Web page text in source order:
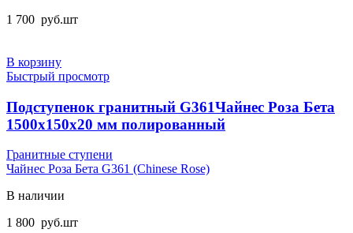
1 700 руб.шт
В корзину
Быстрый просмотр
Подступенок гранитный G361Чайнес Роза Бета
1500x150x20 мм полированный
Гранитные ступени
Чайнес Роза Бета G361 (Chinese Rose)
В наличии
1 800 руб.шт